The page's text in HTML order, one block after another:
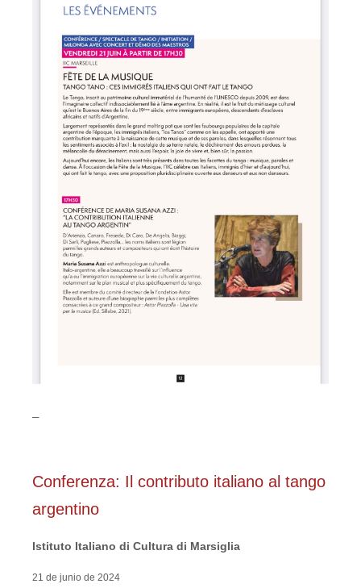
Conferenza: Il contributo italiano al tango
argentino
Istituto Italiano di Cultura di Marsiglia
21 de junio de 2024